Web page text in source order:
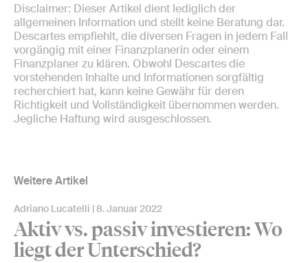
Disclaimer: Dieser Artikel dient lediglich der
allgemeinen Information und stellt keine Beratung dar.
Descartes empfiehlt, die diversen Fragen in jedem Fall
vorgängig mit einer Finanzplanerin oder einem
Finanzplaner zu klären. Obwohl Descartes die
vorstehenden Inhalte und Informationen sorgfältig
recherchiert hat, kann keine Gewähr für deren
Richtigkeit und Vollständigkeit übernommen werden.
Jegliche Haftung wird ausgeschlossen.
Weitere Artikel
Adriano Lucatelli 8. Januar 2022
Aktiv vs. passiv investieren: Wo
liegt der Unterschied?